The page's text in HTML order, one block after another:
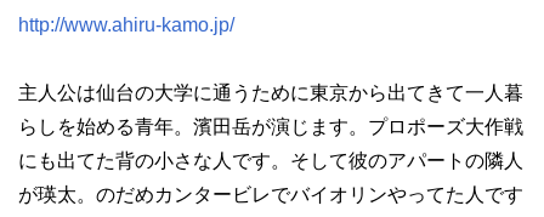
http://www.ahiru-kamo.jp/
主人公は仙台の大学に通うために東京から出てきて一人暮
らしを始める青年。濱田岳が演じます。プロポーズ大作戦
にも出てた背の小さな人です。そして彼のアパートの隣人
が瑛太。のだめカンタービレでバイオリンやってた人です